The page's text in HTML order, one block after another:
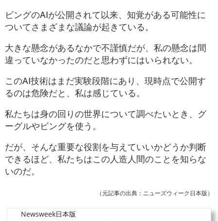
ビングのAIが公開されて以来、知覚がある可能性に
ついてさまざまな議論が起きている。
大きな懸念があるなかで不謹慎だが、私の懸念は間
違っていなかったのだと思わずにはいられない。
このAI技術はまだ実験段階にあり、現時点で公開す
るのは危険だと、私は感じている。
私たちは身の回りの世界について調べたいとき、グ
ーグルやビングを使う。
だが、そんな重要な役割を与えていいかどうか判断
できるほど、私たちはこの人造人間のことを知らな
いのだ。
（元記事の出典：ニューズウィーク日本版）
Newsweek日本版